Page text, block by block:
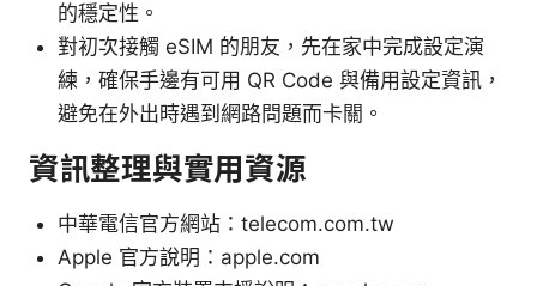
的穩定性。
對初次接觸 eSIM 的朋友，先在家中完成設定演
練，確保手邊有可用 QR Code 與備用設定資訊，
避免在外出時遇到網路問題而卡關。
資訊整理與實用資源
中華電信官方網站：telecom.com.tw
Apple 官方說明：apple.com